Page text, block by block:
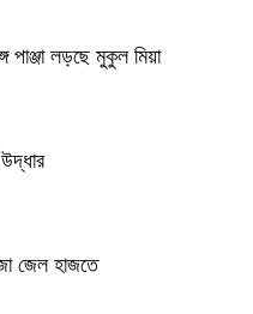
পাঞ্জা লড়ছে মুকুল মিয়া
জেল হাজতে